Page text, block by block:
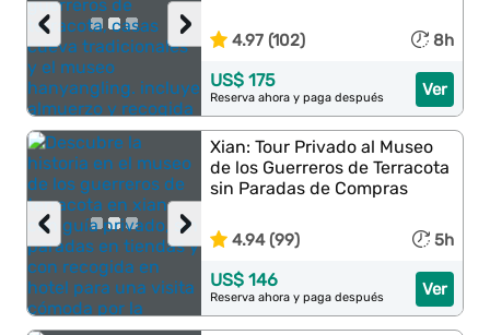
›
‹ 4.97 (102) 8h
Ver
US$ 175
Reserva ahora y paga después
›
‹
Xian: Tour Privado al Museo
de los Guerreros de Terracota
sin Paradas de Compras
4.94 (99) 5h
Ver
US$ 146
Reserva ahora y paga después